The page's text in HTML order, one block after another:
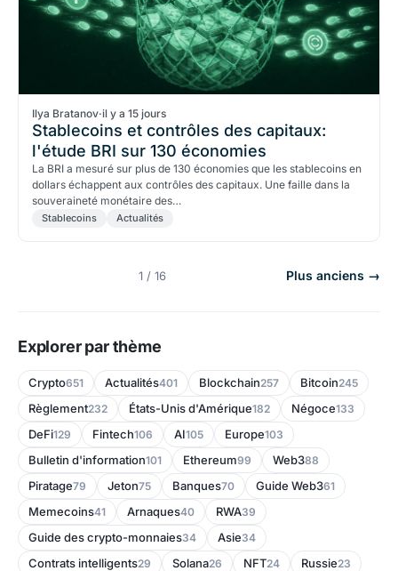
Ilya Bratanov·il y a 15 jours
Stablecoins et contrôles des capitaux:
l'étude BRI sur 130 économies
La BRI a mesuré sur plus de 130 économies que les stablecoins en
dollars échappent aux contrôles des capitaux. Une faille dans la
souveraineté monétaire des…
Stablecoins Actualités
1 / 16 Plus anciens →
Explorer par thème
Crypto651 Actualités401 Blockchain257 Bitcoin245
Règlement232 États-Unis d'Amérique182 Négoce133
DeFi129 Fintech106 AI105 Europe103
Bulletin d'information101 Ethereum99 Web388
Piratage79 Jeton75 Banques70 Guide Web361
Memecoins41 Arnaques40 RWA39
Guide des crypto-monnaies34 Asie34
Contrats intelligents29 Solana26 NFT24 Russie23